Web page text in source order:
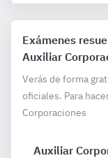
Exámenes
Auxiliar
Verás de forma
oficiales. Para
Corporaciones
Auxiliar